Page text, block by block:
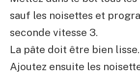
sauf les noisettes et
seconde vitesse 3.
La pâte doit être bien lisse.
Ajoutez ensuite les